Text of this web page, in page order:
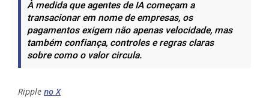
À medida que agentes de IA começam a
transacionar em nome de empresas, os
pagamentos exigem não apenas velocidade, mas
também confiança, controles e regras claras
sobre como o valor circula.
Ripple no X